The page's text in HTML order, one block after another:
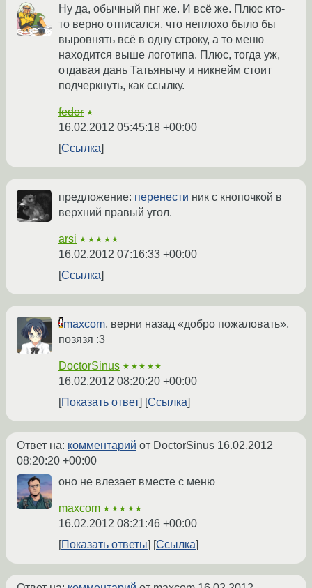
Ну да, обычный пнг же. И всё же. Плюс кто-
то верно отписался, что неплохо было бы
выровнять всё в одну строку, а то меню
находится выше логотипа. Плюс, тогда уж,
отдавая дань Татьянычу и никнейм стоит
подчеркнуть, как ссылку.
fedor ★
16.02.2012 05:45:18 +00:00
Ссылка
предложение: перенести ник с кнопочкой в
верхний правый угол.
arsi ★★★★★
16.02.2012 07:16:33 +00:00
Ссылка
maxcom, верни назад «добро пожаловать»,
позязя :3
DoctorSinus ★★★★★
16.02.2012 08:20:20 +00:00
Показать ответ
Ссылка
Ответ на: комментарий от DoctorSinus 16.02.2012
08:20:20 +00:00
оно не влезает вместе с меню
maxcom ★★★★★
16.02.2012 08:21:46 +00:00
Показать ответы
Ссылка